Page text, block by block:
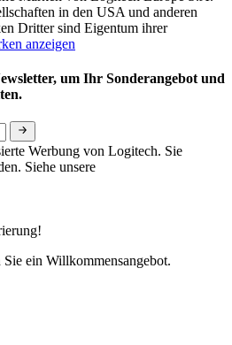
in den USA und anderen
Dritter sind Eigentum ihrer
anzeigen
um Ihr Sonderangebot und
Werbung von Logitech. Sie
Siehe unsere
ein Willkommensangebot.